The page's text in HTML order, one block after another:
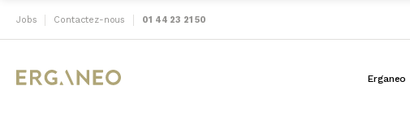
Jobs Contactez-nous 01 44 23 21 50
Erganeo